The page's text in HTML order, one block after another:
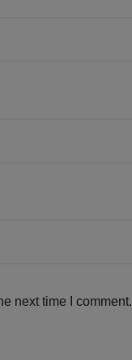
next time I comment.